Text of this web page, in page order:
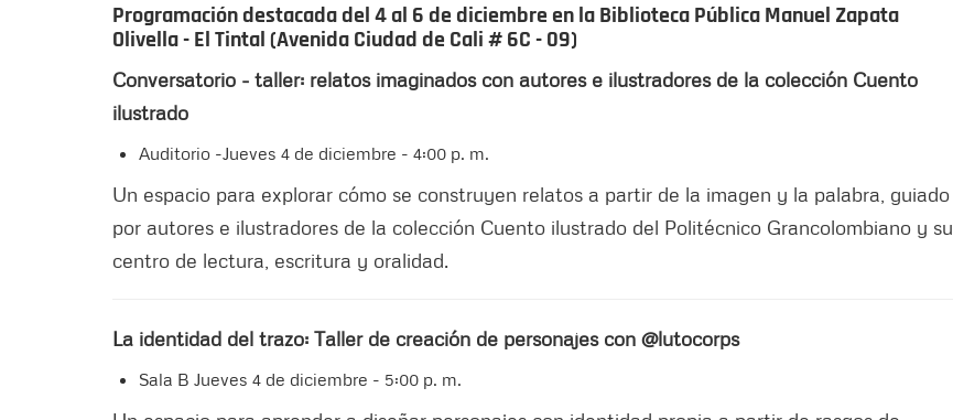
Programación destacada del 4 al 6 de diciembre en la Biblioteca Pública Manuel Zapata
Olivella - El Tintal (Avenida Ciudad de Cali # 6C - 09)
Conversatorio - taller: relatos imaginados con autores e ilustradores de la colección Cuento
ilustrado
Auditorio -Jueves 4 de diciembre - 4:00 p. m.
Un espacio para explorar cómo se construyen relatos a partir de la imagen y la palabra, guiado
por autores e ilustradores de la colección Cuento ilustrado del Politécnico Grancolombiano y su
centro de lectura, escritura y oralidad.
La identidad del trazo: Taller de creación de personajes con @lutocorps
Sala B Jueves 4 de diciembre - 5:00 p. m.